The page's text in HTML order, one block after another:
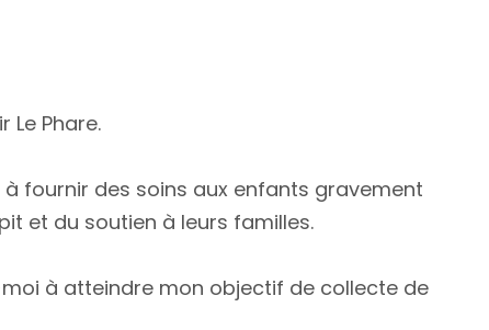
Phare.
fournir des soins aux enfants gravement
et du soutien à leurs familles.
à atteindre mon objectif de collecte de